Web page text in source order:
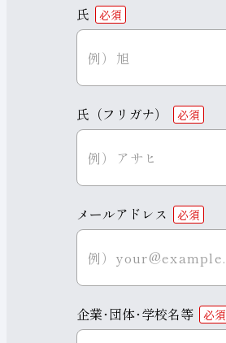
氏 必須
氏（フリガナ） 必須
メールアドレス 必須
企業･団体･学校名等 必須